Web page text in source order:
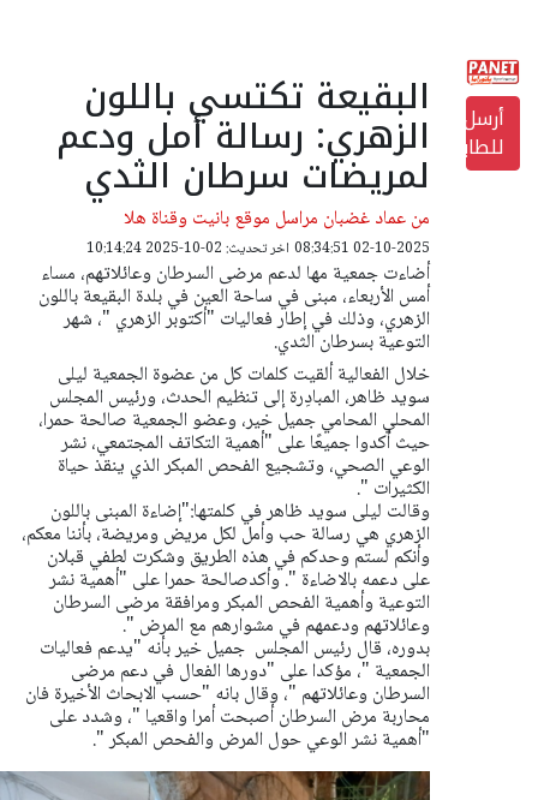
أرسل
للطابعة
البقيعة تكتسي باللون
الزهري: رسالة أمل ودعم
لمريضات سرطان الثدي
من عماد غضبان مراسل موقع بانيت وقناة هلا
02-10-2025 08:34:51 اخر تحديث: 02-10-2025 10:14:24
أضاءت جمعية مها لدعم مرضى السرطان وعائلاتهم، مساء
أمس الأربعاء، مبنى في ساحة العين في بلدة البقيعة باللون
الزهري، وذلك في إطار فعاليات "أكتوبر الزهري "، شهر
التوعية بسرطان الثدي.
خلال الفعالية ألقيت كلمات كل من عضوة الجمعية ليلى
سويد ظاهر، المبادِرة إلى تنظيم الحدث، ورئيس المجلس
المحلي المحامي جميل خير، وعضو الجمعية صالحة حمرا،
حيث أكدوا جميعًا على "أهمية التكاتف المجتمعي، نشر
الوعي الصحي، وتشجيع الفحص المبكر الذي ينقذ حياة
الكثيرات ".
وقالت ليلى سويد ظاهر في كلمتها:"إضاءة المبنى باللون
الزهري هي رسالة حب وأمل لكل مريض ومريضة، بأننا معكم،
وأنكم لستم وحدكم في هذه الطريق وشكرت لطفي قبلان
على دعمه بالاضاءة ". وأكدصالحة حمرا على "أهمية نشر
التوعية وأهمية الفحص المبكر ومرافقة مرضى السرطان
وعائلاتهم ودعمهم في مشوارهم مع المرض ".
بدوره، قال رئيس المجلس جميل خير بأنه "يدعم فعاليات
الجمعية "، مؤكدا على "دورها الفعال في دعم مرضى
السرطان وعائلاتهم "، وقال بانه "حسب الابحاث الأخيرة فان
محاربة مرض السرطان أصبحت أمرا واقعيا "، وشدد على
"أهمية نشر الوعي حول المرض والفحص المبكر ".